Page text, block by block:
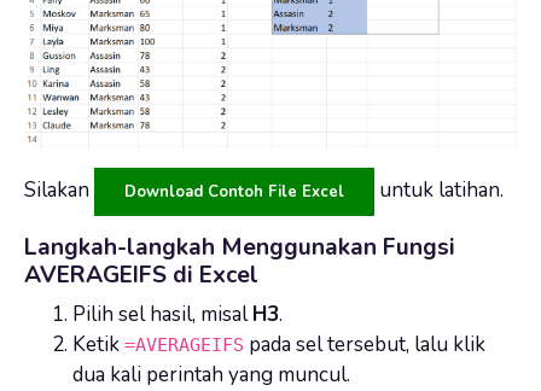
Silakan Download Contoh File Excel untuk latihan.
Langkah-langkah Menggunakan Fungsi
AVERAGEIFS di Excel
Pilih sel hasil, misalH3.
Ketik =AVERAGEIFS pada sel tersebut, lalu klik
dua kali perintah yang muncul.